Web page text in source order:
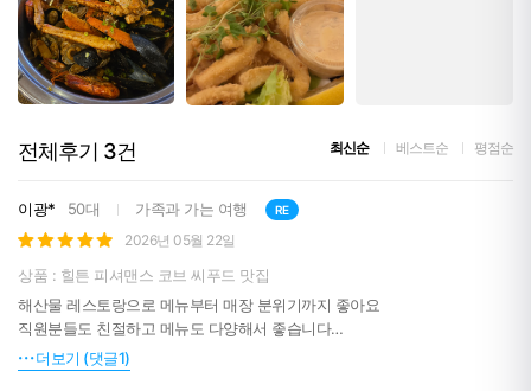
전체후기 3건 최신순 베스트순 평점순
이광* 50대 가족과 가는 여행 RE
2026년 05월 22일
상품 : 힐튼 피셔맨스 코브 씨푸드 맛집
해산물 레스토랑으로 메뉴부터 매장 분위기까지 좋아요
직원분들도 친절하고 메뉴도 다양해서 좋습니다
음식맛은 맛있게 먹었다는 소리 나올정도로 만족스럽습니다
더보기 (댓글1)